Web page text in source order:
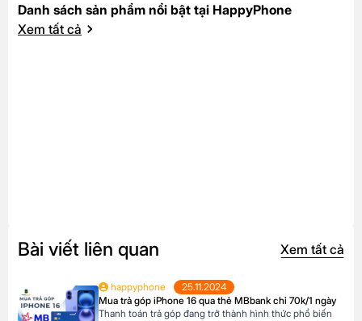
Danh sách sản phẩm nổi bật tại HappyPhone
Xem tất cả
Bài viết liên quan Xem tất cả
happyphone
25.11.2024
Mua trả góp iPhone 16 qua thẻ MBbank chỉ 70k/1 ngày
Thanh toán trả góp đang trở thành hình thức phổ biến